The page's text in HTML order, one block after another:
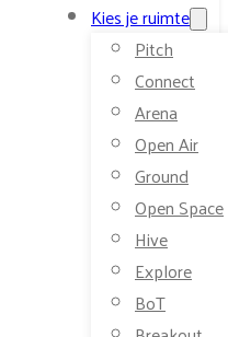
Kies je ruimte
Pitch
Connect
Arena
Open Air
Ground
Open Space
Hive
Explore
BoT